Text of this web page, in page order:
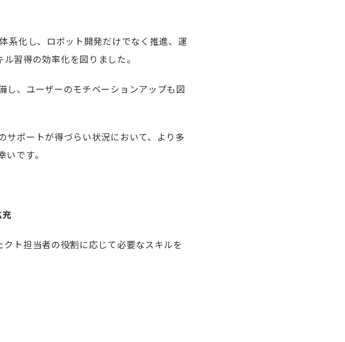
系化し、ロボット開発だけでなく推進、運
習得の効率化を図りました。
、ユーザーのモチベーションアップも図
ポートが得づらい状況において、より多
です。
ト担当者の役割に応じて必要なスキルを